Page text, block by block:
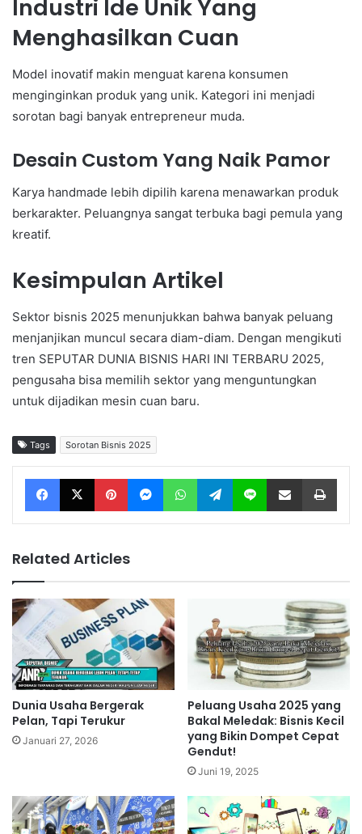
Industri Ide Unik Yang
Menghasilkan Cuan
Model inovatif makin menguat karena konsumen
menginginkan produk yang unik. Kategori ini menjadi
sorotan bagi banyak entrepreneur muda.
Desain Custom Yang Naik Pamor
Karya handmade lebih dipilih karena menawarkan produk
berkarakter. Peluangnya sangat terbuka bagi pemula yang
kreatif.
Kesimpulan Artikel
Sektor bisnis 2025 menunjukkan bahwa banyak peluang
menjanjikan muncul secara diam-diam. Dengan mengikuti
tren SEPUTAR DUNIA BISNIS HARI INI TERBARU 2025,
pengusaha bisa memilih sektor yang menguntungkan
untuk dijadikan mesin cuan baru.
Tags Sorotan Bisnis 2025
Facebook X Pinterest Messenger WhatsApp Telegram Line Share via Email
Related Articles
Dunia Usaha Bergerak
Pelan, Tapi Terukur
Januari 27, 2026
Peluang Usaha 2025 yang
Bakal Meledak: Bisnis Kecil
yang Bikin Dompet Cepat
Gendut!
Juni 19, 2025